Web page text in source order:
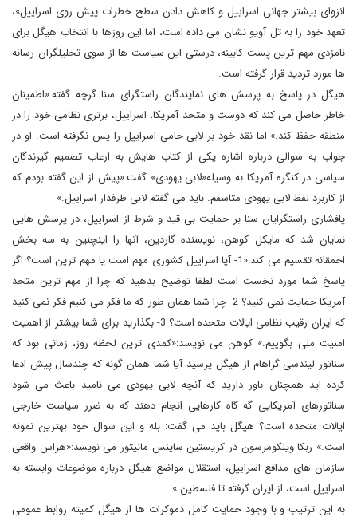
انزوای بیشتر جهانی اسراییل و کاهش دادن سطح خطرات پیش روی اسراییل»،
تعهد خود را به تل آویو نشان می داده است، اما این روزها با انتخاب هیگل برای
نامزدی مهم ترین پست کابینه، درستی این سیاست ها از سوی تحلیلگران رسانه
ها مورد تردید قرار گرفته است.
هیگل در پاسخ به پرسش های نمایندگان راستگرای سنا گرچه گفته:«اطمینان
خاطر حاصل می کند که دوست و متحد آمریکا، اسراییل، برتری نظامی خود را در
منطقه حفظ کند.» اما نقد خود بر لابی حامی اسراییل را پس نگرفته است. او در
جواب به سوالی درباره اشاره یکی از کتاب هایش به ارعاب تصمیم گیرندگان
سیاسی در کنگره آمریکا به وسیله«لابی یهودی» گفت:«پیش از این گفته بودم که
از کاربرد لفظ لابی یهودی متاسفم. باید می گفتم لابی طرفدار اسراییل.»
پافشاری راستگرایان سنا بر حمایت بی قید و شرط از اسراییل، در پرسش هایی
نمایان شد که مایکل کوهن، نویسنده گاردین، آنها را اینچنین به سه بخش
احمقانه تقسیم می کند:«1- آیا اسراییل کشوری مهم است یا مهم ترین است؟ اگر
پاسخ شما مورد نخست است لطفا توضیح بدهید که چرا از مهم ترین متحد
آمریکا حمایت نمی کنید؟ 2- چرا شما همان طور که ما فکر می کنیم فکر نمی کنید
که ایران رقیب نظامی ایالات متحده است؟ 3- بگذارید برای شما بیشتر از اهمیت
امنیت ملی بگوییم.» کوهن می نویسد:«کمدی ترین لحظه روز، زمانی بود که
سناتور لیندسی گراهام از هیگل پرسید آیا شما همان گونه که چندسال پیش ادعا
کرده اید همچنان باور دارید که آنچه لابی یهودی می نامید باعث می شود
سناتورهای آمریکایی گه گاه کارهایی انجام دهند که به ضرر سیاست خارجی
ایالات متحده است؟ هیگل باید می گفت: بله و این سوال خود بهترین نمونه
است.» ربکا ویلکومرسون در کریستین ساینس مانیتور می نویسد:«هراس واقعی
سازمان های مدافع اسراییل، استقلال مواضع هیگل درباره موضوعات وابسته به
اسراییل است، از ایران گرفته تا فلسطین.»
به این ترتیب و با وجود حمایت کامل دموکرات ها از هیگل کمیته روابط عمومی